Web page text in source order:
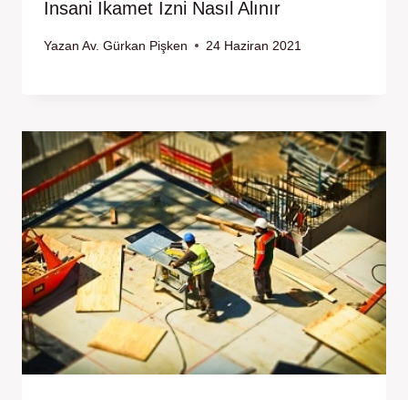
İnsani İkamet İzni Nasıl Alınır
Yazan Av. Gürkan Pişken 24 Haziran 2021